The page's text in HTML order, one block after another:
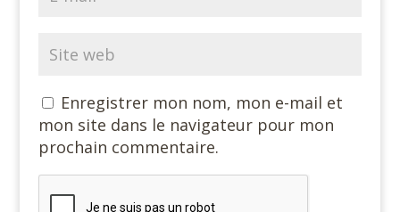
Enregistrer mon nom, mon e-mail et
mon site dans le navigateur pour mon
prochain commentaire.